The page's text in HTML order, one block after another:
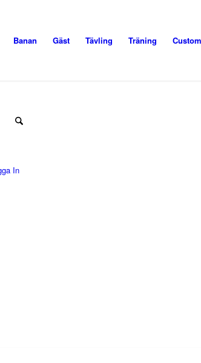
Banan Gäst Tävling Träning
In